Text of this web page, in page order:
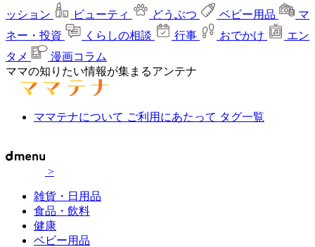
ッション
ビューティ どうぶつ ベビー用品
マ
ネー・投資
くらしの相談 行事 おでかけ
エン
タメ
漫画コラム
ママの知りたい情報が集まるアンテナ
ママテナについて ご利用にあたって タグ一覧
>
雑貨・日用品
食品・飲料
健康
ベビー用品